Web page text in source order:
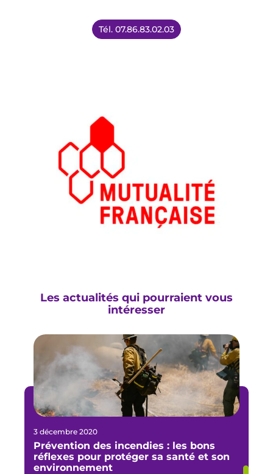
Tél. 07.86.83.02.03
Les actualités qui pourraient vous
intéresser
3 décembre 2020
Prévention des incendies : les bons
réflexes pour protéger sa santé et son
environnement